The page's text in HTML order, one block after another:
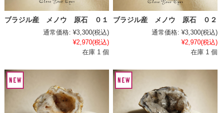
ブラジル産 メノウ 原石 ０１
通常価格: ¥3,300(税込)
¥2,970(税込)
在庫 1 個
ブラジル産 メノウ 原石 ０２
通常価格: ¥3,300(税込)
¥2,970(税込)
在庫 1 個